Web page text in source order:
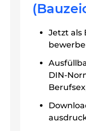
Jetzt als
DIN-